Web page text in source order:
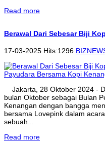
Read more
Berawal Dari Sebesar Biji
17-03-2025 Hits:1296
Jakarta, 28 Oktober 2024 -
bulan Oktober sebagai Bulan
Kenangan dengan bangga
bersama Lovepink dalam
sebuah...
Read more